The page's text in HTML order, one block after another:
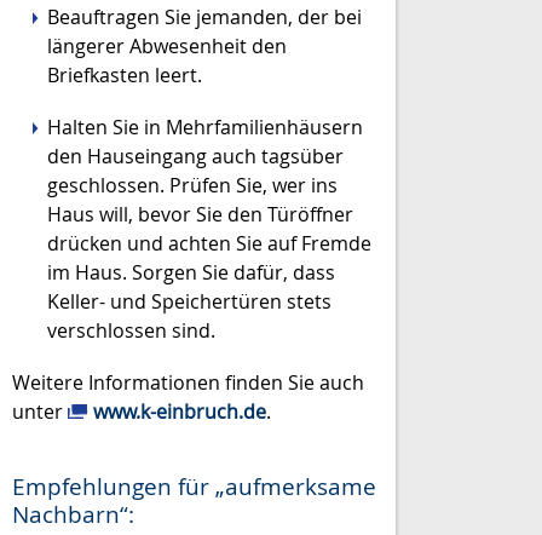
Beauftragen Sie jemanden, der bei
längerer Abwesenheit den
Briefkasten leert.
Halten Sie in Mehrfamilienhäusern
den Hauseingang auch tagsüber
geschlossen. Prüfen Sie, wer ins
Haus will, bevor Sie den Türöffner
drücken und achten Sie auf Fremde
im Haus. Sorgen Sie dafür, dass
Keller- und Speichertüren stets
verschlossen sind.
Weitere Informationen finden Sie auch
unter
www.k-einbruch.de.
Empfehlungen für „aufmerksame
Nachbarn“: